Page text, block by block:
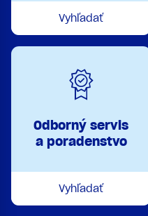
Vyhľadať
Odborný servis
a poradenstvo
Vyhľadať